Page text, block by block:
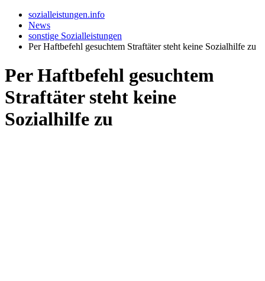
sozialleistungen.info
News
sonstige Sozialleistungen
Per Haftbefehl gesuchtem Straftäter steht keine Sozialhilfe zu
Per Haftbefehl gesuchtem
Straftäter steht keine
Sozialhilfe zu